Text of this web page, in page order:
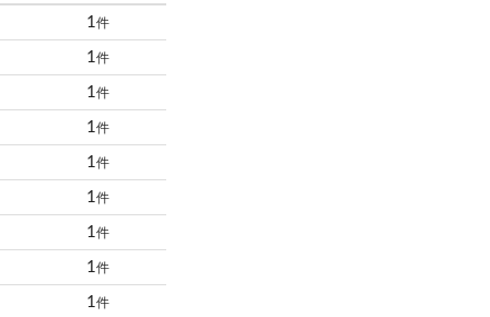
1件
1件
1件
1件
1件
1件
1件
1件
1件